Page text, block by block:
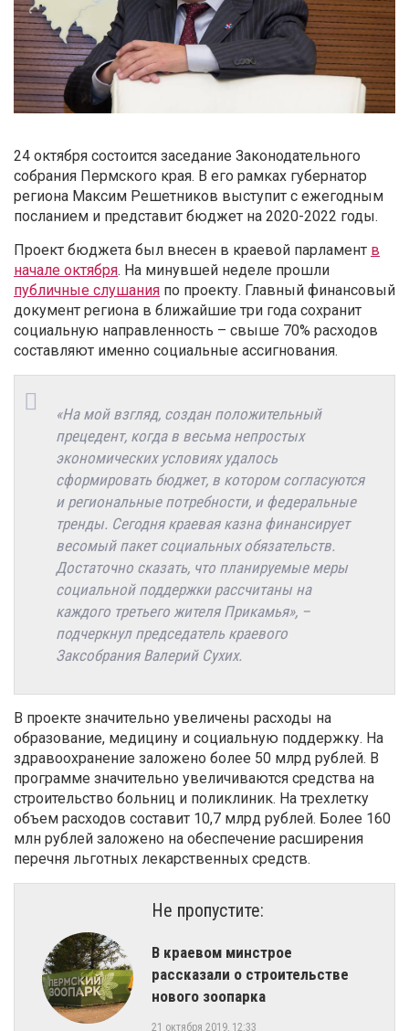
24 октября состоится заседание Законодательного
собрания Пермского края. В его рамках губернатор
региона Максим Решетников выступит с ежегодным
посланием и представит бюджет на 2020-2022 годы.
Проект бюджета был внесен в краевой парламент в
начале октября. На минувшей неделе прошли
публичные слушания по проекту. Главный финансовый
документ региона в ближайшие три года сохранит
социальную направленность – свыше 70% расходов
составляют именно социальные ассигнования.
«На мой взгляд, создан положительный
прецедент, когда в весьма непростых
экономических условиях удалось
сформировать бюджет, в котором согласуются
и региональные потребности, и федеральные
тренды. Сегодня краевая казна финансирует
весомый пакет социальных обязательств.
Достаточно сказать, что планируемые меры
социальной поддержки рассчитаны на
каждого третьего жителя Прикамья», –
подчеркнул председатель краевого
Заксобрания Валерий Сухих.
В проекте значительно увеличены расходы на
образование, медицину и социальную поддержку. На
здравоохранение заложено более 50 млрд рублей. В
программе значительно увеличиваются средства на
строительство больниц и поликлиник. На трехлетку
объем расходов составит 10,7 млрд рублей. Более 160
млн рублей заложено на обеспечение расширения
перечня льготных лекарственных средств.
Не пропустите:
В краевом минстрое
рассказали о строительстве
нового зоопарка
21 октября 2019, 12:33